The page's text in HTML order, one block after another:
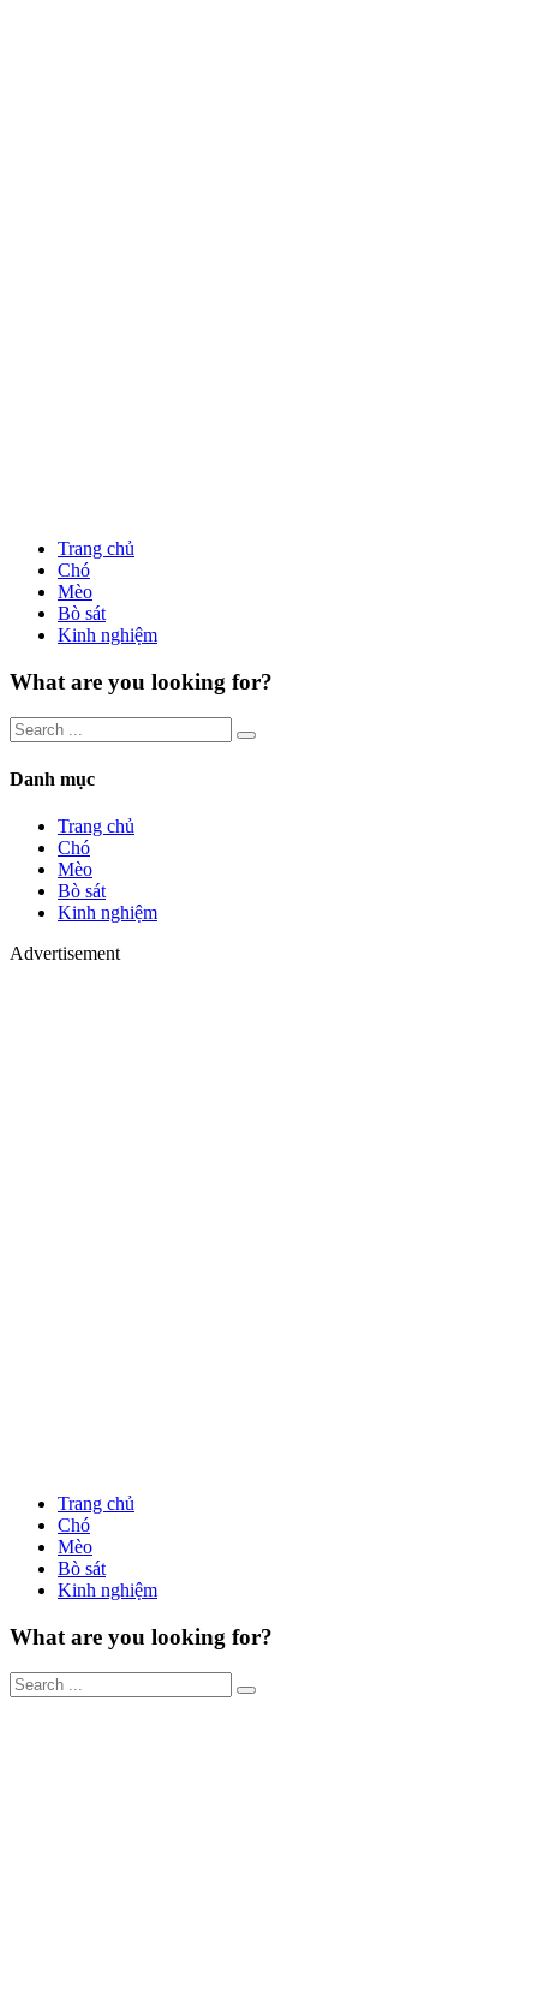
Trang chủ
Chó
Mèo
Bò sát
Kinh nghiệm
What are you looking for?
Danh mục
Trang chủ
Chó
Mèo
Bò sát
Kinh nghiệm
Advertisement
Trang chủ
Chó
Mèo
Bò sát
Kinh nghiệm
What are you looking for?